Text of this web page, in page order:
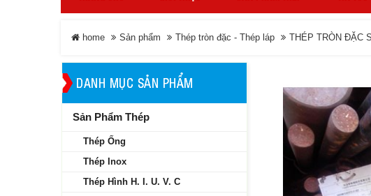
home Sản phẩm Thép tròn đặc - Thép láp THÉP TRÒN ĐẶC
DANH MỤC SẢN PHẨM
Sản Phẩm Thép
Thép Ống
Thép Inox
Thép Hình H. I. U. V. C